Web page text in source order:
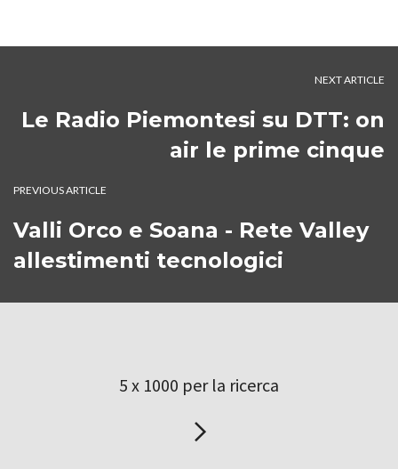
NEXT ARTICLE
Le Radio Piemontesi su DTT: on
air le prime cinque
PREVIOUS ARTICLE
Valli Orco e Soana - Rete Valley
allestimenti tecnologici
5 x 1000 per la ricerca